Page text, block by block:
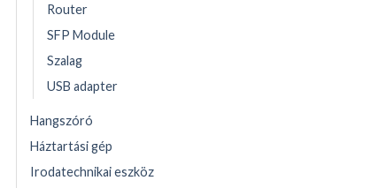
Router
SFP Module
Szalag
USB adapter
Hangszóró
Háztartási gép
Irodatechnikai eszköz